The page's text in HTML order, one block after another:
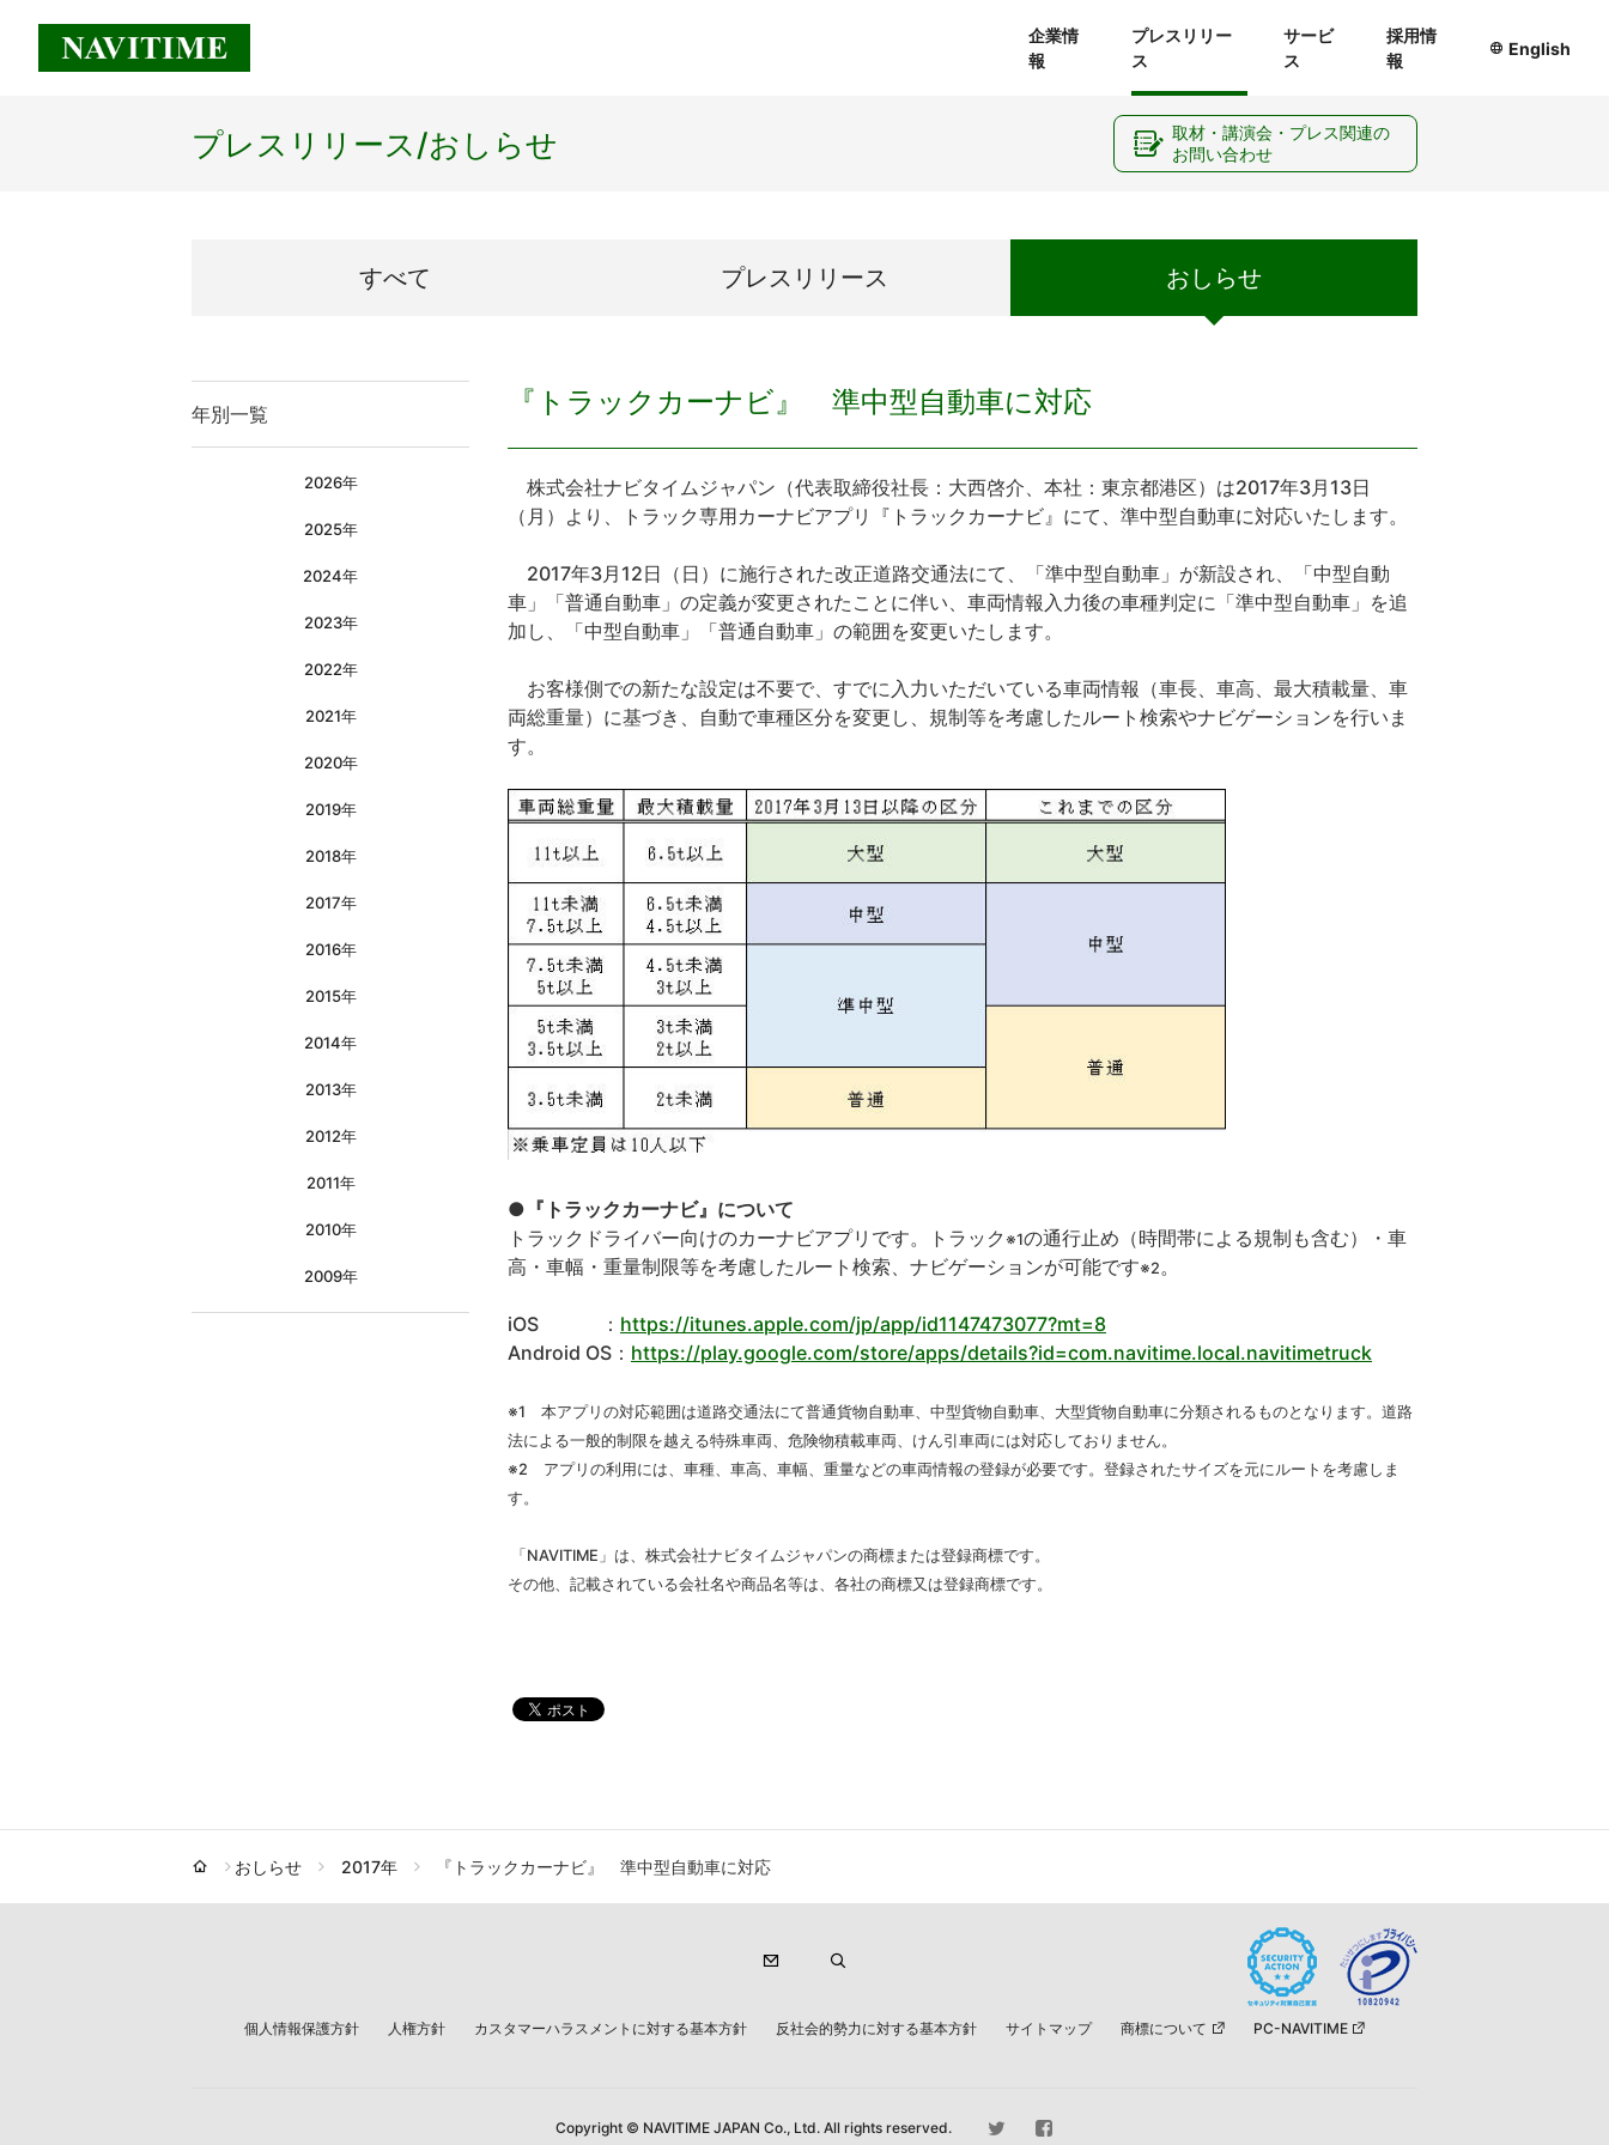
企業情
報
経営理念
プレスリリー
ス
サービ
ス
採用情
報
English
プレスリリース/おしらせ
すべて プレス リリース おしらせ
年別一覧
2026年
2025年
2024年
2023年
2022年
2021年
2020年
2019年
2018年
2017年
2016年
2015年
2014年
2013年
2012年
2011年
2010年
2009年
『トラックカーナビ』 準中型自動車に対応
株式会社ナビタイムジャパン（代表取締役社長：大西啓介、本社：東京都港区）は2017年3月13日
（月）より、トラック専用カーナビアプリ『トラックカーナビ』にて、準中型自動車に対応いたします。
2017年3月12日（日）に施行された改正道路交通法にて、「準中型自動車」が新設され、「中型自動
車」「普通自動車」の定義が変更されたことに伴い、車両情報入力後の車種判定に「準中型自動車」を追
加し、「中型自動車」「普通自動車」の範囲を変更いたします。
お客様側での新たな設定は不要で、すでに入力いただいている車両情報（車長、車高、最大積載量、車
両総重量）に基づき、自動で車種区分を変更し、規制等を考慮したルート検索やナビゲーションを行いま
す。
●『トラックカーナビ』について
トラックドライバー向けのカーナビアプリです。トラック ※1の通行止め（時間帯による規制も含む）・車
高・車幅・重量制限等を考慮したルート検索、ナビゲーションが可能です※2 。
iOS ： https://itunes.apple.com/jp/app/id1147473077?mt=8
Android OS： https://play.google.com/store/apps/details?id=com.navitime.local.navitimetruck
※1 本アプリの対応範囲は道路交通法にて普通貨物自動車、中型貨物自動車、大型貨物自動車に分類されるものとなります。道路
法による一般的制限を越える特殊車両、危険物積載車両、けん引車両には対応しておりません。
※2 アプリの利用には、車種、車高、車幅、重量などの車両情報の登録が必要です。登録されたサイズを元にルートを考慮しま
す。
「NAVITIME 」は、株式会社ナビタイムジャパンの商標または登録商標です。
その他、記載されている会社名や商品名等は、各社の商標又は登録商標です。
取材・講演会・プレス関連の
お問い合わせ
おしらせ 2017年 『トラックカーナビ』 準中型自動車に対応
個人情報保護方針 人権方針 カスタマーハラスメントに対する基本方針 反社会的勢力に対する基本方針 サイトマップ 商標について PC-NAVITIME
Copyright © NAVITIME JAPAN Co., Ltd. All rights reserved.